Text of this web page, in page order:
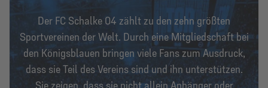
Der FC Schalke 04 zählt zu den zehn größten
Sportvereinen der Welt. Durch eine Mitgliedschaft bei
den Königsblauen bringen viele Fans zum Ausdruck,
dass sie Teil des Vereins sind und ihn unterstützen.